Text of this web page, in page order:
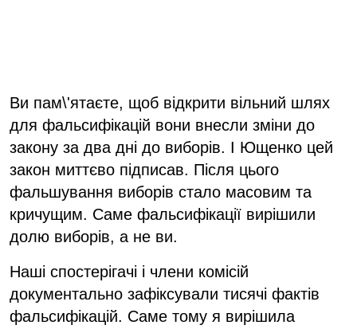
Ви пам\'ятаєте, щоб відкрити вільний шлях
для фальсифікацій вони внесли зміни до
закону за два дні до виборів. І Ющенко цей
закон миттєво підписав. Після цього
фальшування виборів стало масовим та
кричущим. Саме фальсифікації вирішили
долю виборів, а не ви.
Наші спостерігачі і члени комісій
документально зафіксували тисячі фактів
фальсифікацій. Саме тому я вирішила